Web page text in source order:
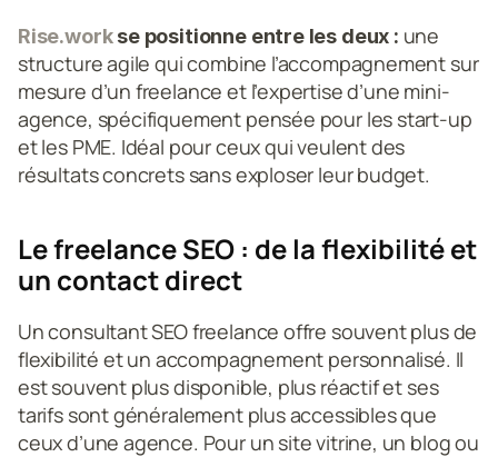
Rise.work se positionne entre les deux : une
structure agile qui combine l’accompagnement sur
mesure d’un freelance et l’expertise d’une mini-
agence, spécifiquement pensée pour les start-up
et les PME. Idéal pour ceux qui veulent des
résultats concrets sans exploser leur budget.
Le freelance SEO : de la flexibilité et
un contact direct
Un consultant SEO freelance offre souvent plus de
flexibilité et un accompagnement personnalisé. Il
est souvent plus disponible, plus réactif et ses
tarifs sont généralement plus accessibles que
ceux d’une agence. Pour un site vitrine, un blog ou